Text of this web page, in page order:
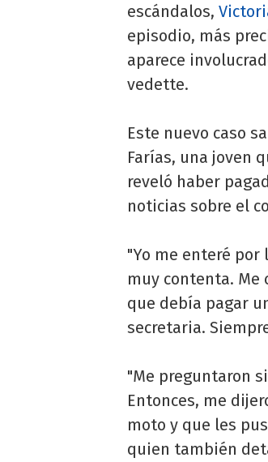
escándalos,
episodio, más
aparece
vedette.
Este nuevo caso
Farías, una joven
reveló haber
noticias sobre el
"Yo me enteré
muy contenta. Me
que debía pagar
secretaria.
"Me preguntaron
Entonces, me
moto y que les
quien también